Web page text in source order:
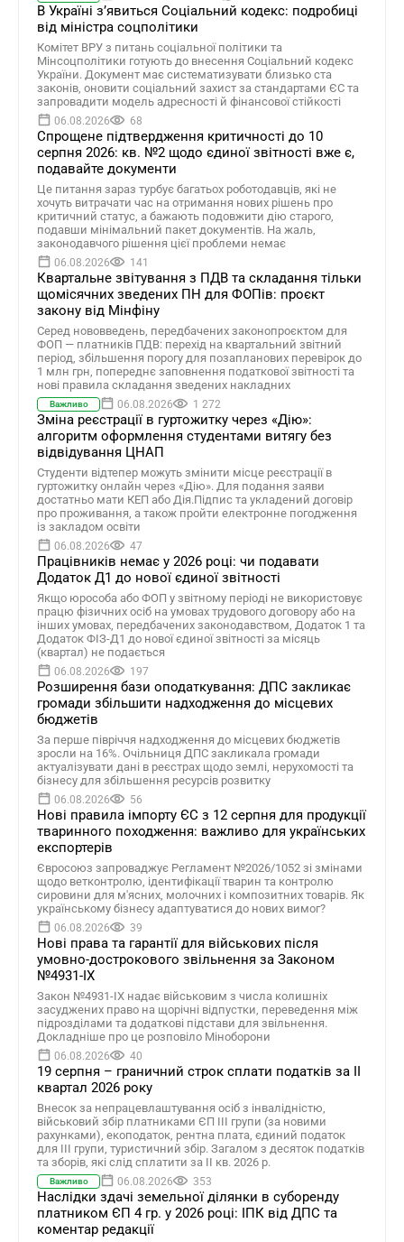
В Україні зʼявиться Соціальний кодекс: подробиці
від міністра соцполітики
Комітет ВРУ з питань соціальної політики та
Мінсоцполітики готують до внесення Соціальний кодекс
України. Документ має систематизувати близько ста
законів, оновити соціальний захист за стандартами ЄС та
запровадити модель адресності й фінансової стійкості
06.08.2026 68
Спрощене підтвердження критичності до 10
серпня 2026: кв. №2 щодо єдиної звітності вже є,
подавайте документи
Це питання зараз турбує багатьох роботодавців, які не
хочуть витрачати час на отримання нових рішень про
критичний статус, а бажають подовжити дію старого,
подавши мінімальний пакет документів. На жаль,
законодавчого рішення цієї проблеми немає
06.08.2026 141
Квартальне звітування з ПДВ та складання тільки
щомісячних зведених ПН для ФОПів: проєкт
закону від Мінфіну
Серед нововведень, передбачених законопроєктом для
ФОП — платників ПДВ: перехід на квартальний звітний
період, збільшення порогу для позапланових перевірок до
1 млн грн, попереднє заповнення податкової звітності та
нові правила складання зведених накладних
Важливо 06.08.2026 1 272
Зміна реєстрації в гуртожитку через «Дію»:
алгоритм оформлення студентами витягу без
відвідування ЦНАП
Студенти відтепер можуть змінити місце реєстрації в
гуртожитку онлайн через «Дію». Для подання заяви
достатньо мати КЕП або Дія.Підпис та укладений договір
про проживання, а також пройти електронне погодження
із закладом освіти
06.08.2026 47
Працівників немає у 2026 році: чи подавати
Додаток Д1 до нової єдиної звітності
Якщо юрособа або ФОП у звітному періоді не використовує
працю фізичних осіб на умовах трудового договору або на
інших умовах, передбачених законодавством, Додаток 1 та
Додаток ФІЗ-Д1 до нової єдиної звітності за місяць
(квартал) не подається
06.08.2026 197
Розширення бази оподаткування: ДПС закликає
громади збільшити надходження до місцевих
бюджетів
За перше півріччя надходження до місцевих бюджетів
зросли на 16%. Очільниця ДПС закликала громади
актуалізувати дані в реєстрах щодо землі, нерухомості та
бізнесу для збільшення ресурсів розвитку
06.08.2026 56
Нові правила імпорту ЄС з 12 серпня для продукції
тваринного походження: важливо для українських
експортерів
Євросоюз запроваджує Регламент №2026/1052 зі змінами
щодо ветконтролю, ідентифікації тварин та контролю
сировини для м'ясних, молочних і композитних товарів. Як
українському бізнесу адаптуватися до нових вимог?
06.08.2026 39
Нові права та гарантії для військових після
умовно-дострокового звільнення за Законом
№4931-ІХ
Закон №4931-ІХ надає військовим з числа колишніх
засуджених право на щорічні відпустки, переведення між
підрозділами та додаткові підстави для звільнення.
Докладніше про це розповіло Міноборони
06.08.2026 40
19 серпня – граничний строк сплати податків за ІI
квартал 2026 року
Внесок за непрацевлаштування осіб з інвалідністю,
військовий збір платниками ЄП ІІІ групи (за новими
рахунками), екоподаток, рентна плата, єдиний податок
для III групи, туристичний збір. Загалом з десяток податків
та зборів, які слід сплатити за ІI кв. 2026 р.
Важливо 06.08.2026 353
Наслідки здачі земельної ділянки в суборенду
платником ЄП 4 гр. у 2026 році: ІПК від ДПС та
коментар редакції